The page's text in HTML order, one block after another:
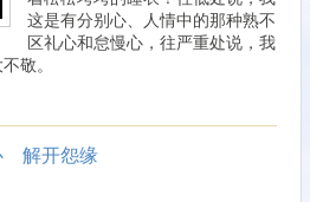
这是有分别心、人情中的那种熟不
区礼心和怠慢心，往严重处说，我
敬。
解开怨缘